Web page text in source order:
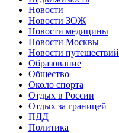
Новости
Новости ЗОЖ
Новости медицины
Новости Москвы
Новости путешествий
Образование
Общество
Около спорта
Отдых в России
Отдых за границей
ПДД
Политика